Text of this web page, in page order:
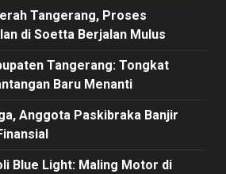
Tangerang, Proses
di Soetta Berjalan Mulus
Tangerang: Tongkat
Baru Menanti
Anggota Paskibraka Banjir
Blue Light: Maling Motor di